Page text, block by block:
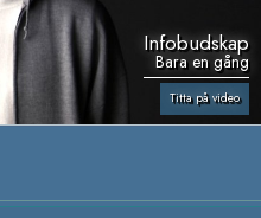
Infobudskap
Bara en gång
Titta på video